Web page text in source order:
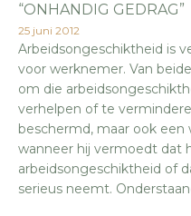
“ONHANDIG GEDRAG”
25 juni 2012
Arbeidsongeschiktheid is
voor werknemer. Van
om die
verhelpen of te
beschermd, maar ook
wanneer hij vermoedt dat
arbeidsongeschiktheid of
serieus neemt.